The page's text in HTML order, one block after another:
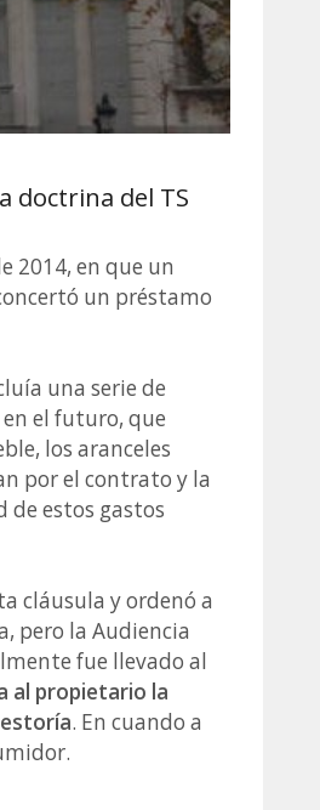
doctrina del TS
2014, en que un
un préstamo
una serie de
el futuro, que
los aranceles
por el contrato y la
estos gastos
cláusula y ordenó a
pero la Audiencia
fue llevado al
al propietario la
. En cuando a